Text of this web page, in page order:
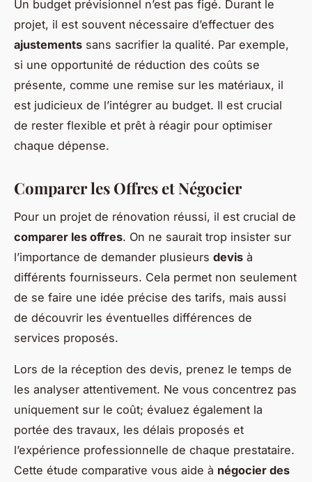
Un budget prévisionnel n’est pas figé. Durant le
projet, il est souvent nécessaire d’effectuer des
ajustements sans sacrifier la qualité. Par exemple,
si une opportunité de réduction des coûts se
présente, comme une remise sur les matériaux, il
est judicieux de l’intégrer au budget. Il est crucial
de rester flexible et prêt à réagir pour optimiser
chaque dépense.
Comparer les Offres et Négocier
Pour un projet de rénovation réussi, il est crucial de
comparer les offres. On ne saurait trop insister sur
l’importance de demander plusieurs devis à
différents fournisseurs. Cela permet non seulement
de se faire une idée précise des tarifs, mais aussi
de découvrir les éventuelles différences de
services proposés.
Lors de la réception des devis, prenez le temps de
les analyser attentivement. Ne vous concentrez pas
uniquement sur le coût; évaluez également la
portée des travaux, les délais proposés et
l’expérience professionnelle de chaque prestataire.
Cette étude comparative vous aide à négocier des